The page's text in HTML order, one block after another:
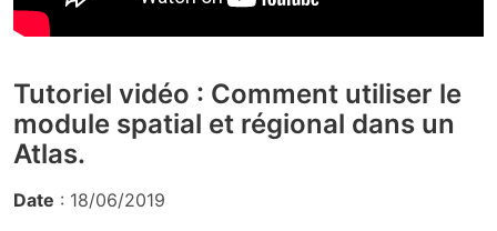
Tutoriel vidéo : Comment utiliser le
module spatial et régional dans un
Atlas.
Date : 18/06/2019